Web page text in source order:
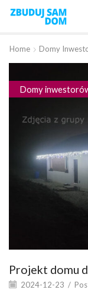
Home Domy
Domy
Projekt domu
2024-12-23 /